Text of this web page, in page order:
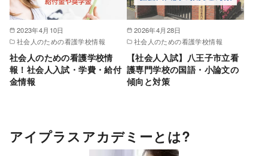
2023年4月10日
社会人のための看護学校情報
社会人のための看護学校情
報！社会人入試・学費・給付
金情報
2026年4月28日
社会人のための看護学校情報
【社会人入試】八王子市立看
護専門学校の国語・小論文の
傾向と対策
アイプラスアカデミーとは?